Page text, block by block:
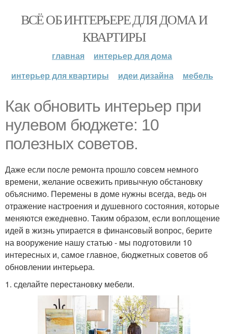
ВСЁ ОБ ИНТЕРЬЕРЕ ДЛЯ ДОМА И
КВАРТИРЫ
главная
интерьер для дома
интерьер для квартиры
идеи дизайна мебель
Как обновить интерьер при
нулевом бюджете: 10
полезных советов.
Даже если после ремонта прошло совсем немного
времени, желание освежить привычную обстановку
объяснимо. Перемены в доме нужны всегда, ведь он
отражение настроения и душевного состояния, которые
меняются ежедневно. Таким образом, если воплощение
идей в жизнь упирается в финансовый вопрос, берите
на вооружение нашу статью - мы подготовили 10
интересных и, самое главное, бюджетных советов об
обновлении интерьера.
1. сделайте перестановку мебели.